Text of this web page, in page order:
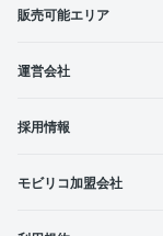
販売可能エリア
運営会社
採用情報
モビリコ加盟会社